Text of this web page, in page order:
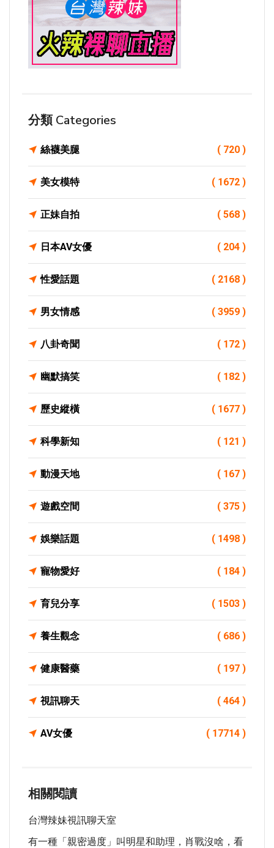
分類 Categories
絲襪美腿 ( 720 )
美女模特 ( 1672 )
正妹自拍 ( 568 )
日本AV女優 ( 204 )
性愛話題 ( 2168 )
男女情感 ( 3959 )
八卦奇聞 ( 172 )
幽默搞笑 ( 182 )
歷史縱橫 ( 1677 )
科學新知 ( 121 )
動漫天地 ( 167 )
遊戲空間 ( 375 )
娛樂話題 ( 1498 )
寵物愛好 ( 184 )
育兒分享 ( 1503 )
養生觀念 ( 686 )
健康醫藥 ( 197 )
視訊聊天 ( 464 )
AV女優 ( 17714 )
相關閱讀
台灣辣妹視訊聊天室
有一種「親密過度」叫明星和助理，肖戰沒啥，看